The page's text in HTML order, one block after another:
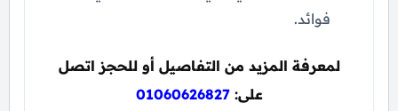
فوائد.
لمعرفة المزيد من التفاصيل أو للحجز اتصل
على:01060626827